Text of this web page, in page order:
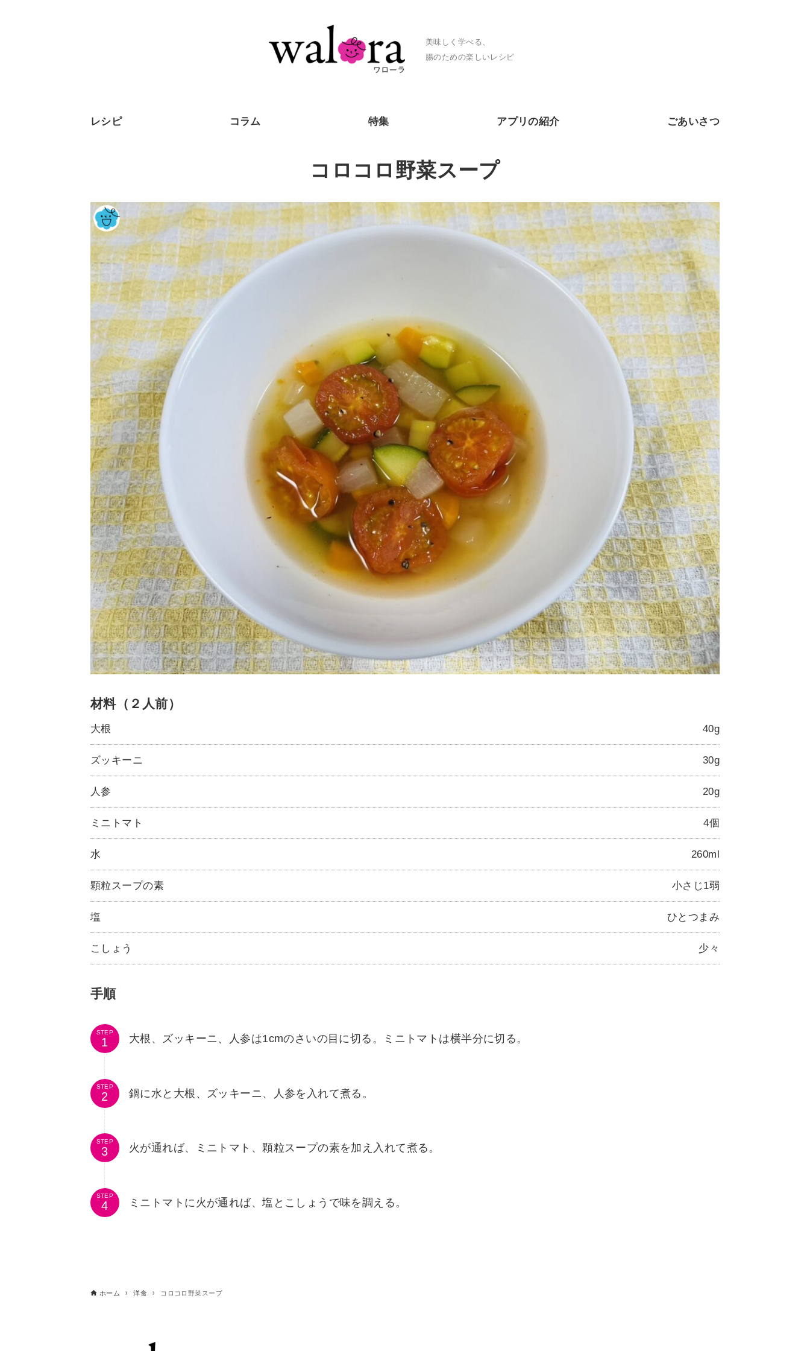
美味しく学べる、
腸のための楽しいレシピ
レシピ コラム 特集 アプリの紹介 ごあいさつ
コロコロ野菜スープ
材料（２人前）
大根 40g
ズッキーニ 30g
人参 20g
ミニトマト 4個
水 260ml
顆粒スープの素 小さじ1弱
塩 ひとつまみ
こしょう 少々
手順
STEP
大根、ズッキーニ、人参は1cmのさいの目に切る。ミニトマトは横半分に切る。
STEP
鍋に水と大根、ズッキーニ、人参を入れて煮る。
STEP
火が通れば、ミニトマト、顆粒スープの素を加え入れて煮る。
STEP
ミニトマトに火が通れば、塩とこしょうで味を調える。
ホーム 洋食 コロコロ野菜スープ